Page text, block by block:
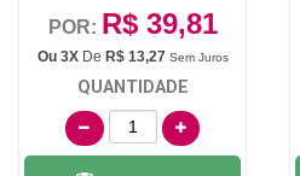
POR: R$ 39,81
Ou 3XDe R$ 13,27 Sem Juros
QUANTIDADE